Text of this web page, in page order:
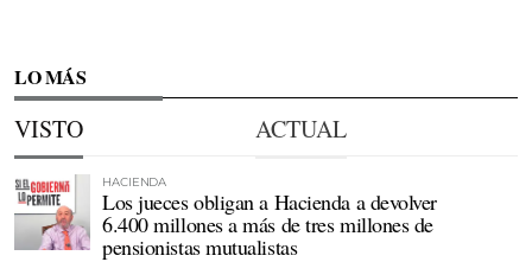
LO MÁS
VISTO ACTUAL
HACIENDA
Los jueces obligan a Hacienda a devolver
6.400 millones a más de tres millones de
pensionistas mutualistas